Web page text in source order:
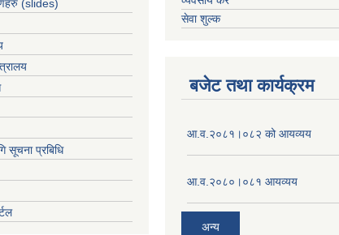
(slides)
सूचना प्रबिधि
सेवा शुल्क
बजेट तथा कार्यक्रम
आ.व.२०८१।०८२ को आयव्यय
आ.व.२०८०।०८१ आयव्यय
अन्य